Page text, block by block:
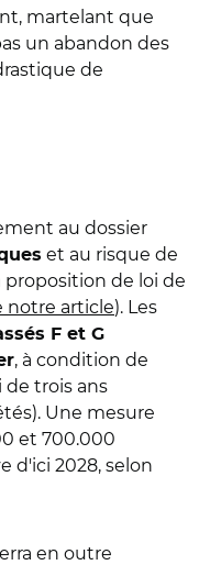
martelant que
un abandon des
de
au dossier
et au risque de
de loi de
notre article). Les
F et G
, à condition de
de trois ans
Une mesure
et 700.000
d'ici 2028, selon
en outre